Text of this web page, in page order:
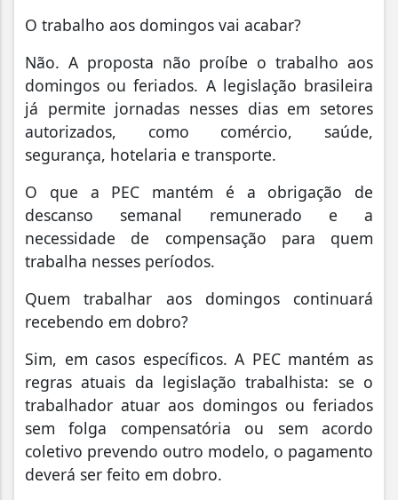
O trabalho aos domingos vai acabar?
Não. A proposta não proíbe o trabalho aos
domingos ou feriados. A legislação brasileira
já permite jornadas nesses dias em setores
autorizados, como comércio, saúde,
segurança, hotelaria e transporte.
O que a PEC mantém é a obrigação de
descanso semanal remunerado e a
necessidade de compensação para quem
trabalha nesses períodos.
Quem trabalhar aos domingos continuará
recebendo em dobro?
Sim, em casos específicos. A PEC mantém as
regras atuais da legislação trabalhista: se o
trabalhador atuar aos domingos ou feriados
sem folga compensatória ou sem acordo
coletivo prevendo outro modelo, o pagamento
deverá ser feito em dobro.